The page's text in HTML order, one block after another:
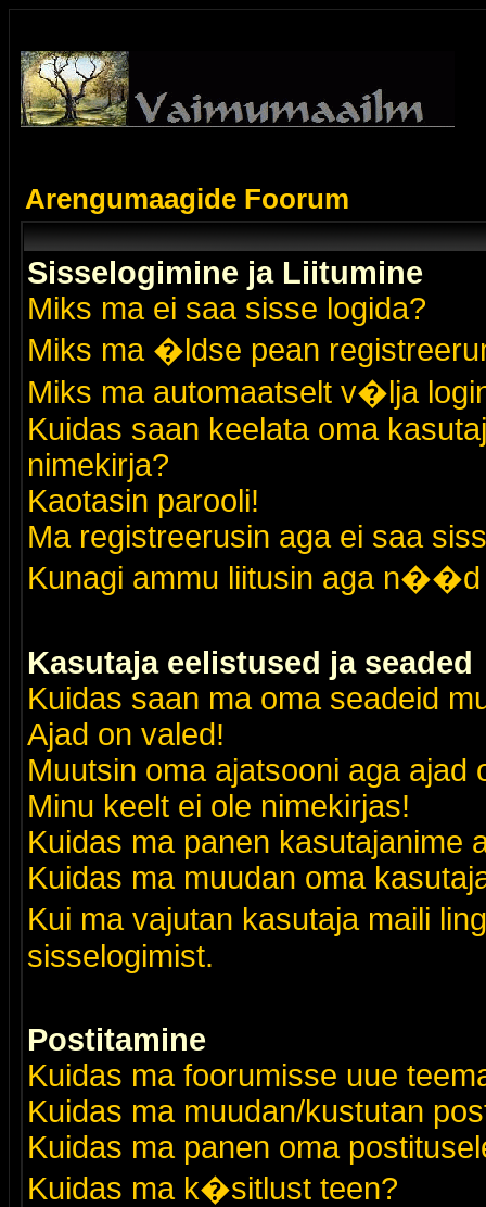
Arengumaagide Foorum
Sisselogimine ja Liitumine
Miks ma ei saa sisse logida?
Miks ma �ldse pean
Miks ma automaatselt v�lja
Kuidas saan keelata oma
nimekirja?
Kaotasin parooli!
Ma registreerusin aga ei saa
Kunagi ammu liitusin aga n��d
Kasutaja eelistused ja seaded
Kuidas saan ma oma seadeid
Ajad on valed!
Muutsin oma ajatsooni aga ajad
Minu keelt ei ole nimekirjas!
Kuidas ma panen kasutajanime
Kuidas ma muudan oma
Kui ma vajutan kasutaja maili
sisselogimist.
Postitamine
Kuidas ma foorumisse uue
Kuidas ma muudan/kustutan
Kuidas ma panen oma
Kuidas ma k�sitlust teen?